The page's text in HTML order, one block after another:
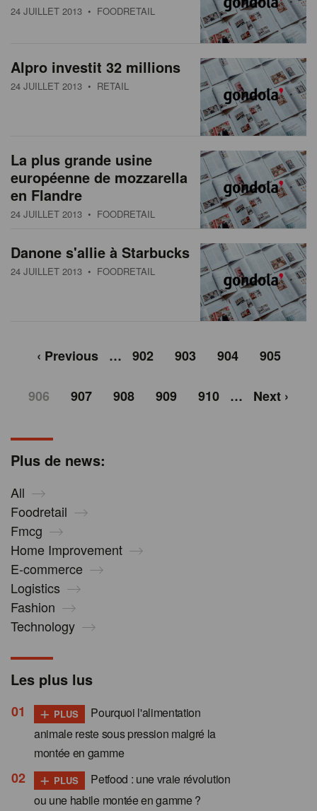
Plus de news:
All
Foodretail
Fmcg
Home Improvement
E-commerce
Logistics
Fashion
Technology
24 JUILLET 2013 • FOODRETAIL
Alpro investit 32 millions
24 JUILLET 2013 • RETAIL
La plus grande usine
européenne de mozzarella
en Flandre
24 JUILLET 2013 • FOODRETAIL
Danone s'allie à Starbucks
24 JUILLET 2013 • FOODRETAIL
‹ Previous … 902 903 904 905
906 907 908 909 910 … Next ›
Les plus lus
+ PLUS
Pourquoi l'alimentation
animale reste sous pression malgré la
montée en gamme
+ PLUS
Petfood : une vraie révolution
ou une habile montée en gamme ?